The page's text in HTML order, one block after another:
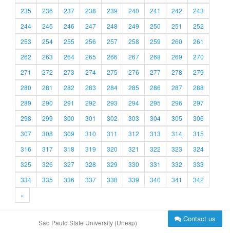
235
236 237 238 239 240 241 242
243
244
245 246 247 248 249 250 251
252
253
254 255 256 257 258 259 260
261
262
263 264 265 266 267 268 269
270
271
272 273 274 275 276 277 278
279
280
281 282 283 284 285 286 287
288
289
290 291 292 293 294 295 296
297
298
299 300 301 302 303 304 305
306
307
308 309 310 311 312 313 314
315
316
317 318 319 320 321 322 323
324
325
326 327 328 329 330 331 332
333
334
335 336 337 338 339 340 341
342
»
São Paulo State University (Unesp) Contact us